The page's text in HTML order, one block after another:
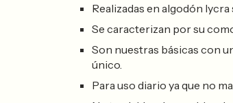
Realizadas en algodón
Se caracterizan por su
Son nuestras básicas con
único.
Para uso diario ya que no